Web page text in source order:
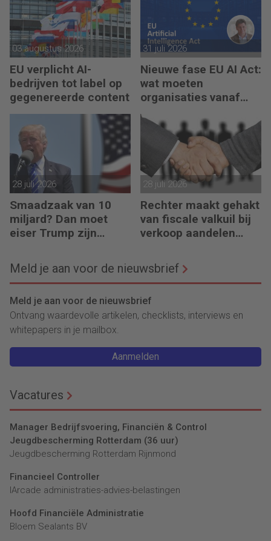
03 augustus 2026
EU verplicht AI-
bedrijven tot label op
gegenereerde content
31 juli 2026
Nieuwe fase EU AI Act:
wat moeten
organisaties vanaf
augustus 2026
regelen?
28 juli 2026
Smaadzaak van 10
miljard? Dan moet
eiser Trump zijn
28 juli 2026
Rechter maakt gehakt
van fiscale valkuil bij
verkoop aandelen
Meld je aan voor de nieuwsbrief
Meld je aan voor de nieuwsbrief
Ontvang waardevolle artikelen, checklists, interviews en
whitepapers in je mailbox.
Aanmelden
Vacatures
Manager Bedrijfsvoering, Financiën & Control
Jeugdbescherming Rotterdam (36 uur)
Jeugdbescherming Rotterdam Rijnmond
Financieel Controller
lArcade administraties-advies-belastingen
Hoofd Financiële Administratie
Bloem Sealants BV